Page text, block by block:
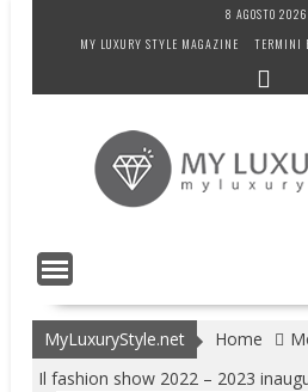
8 AGOSTO 2026
MY LUXURY STYLE MAGAZINE
TERMINI
MyLuxuryStyle.net Home
Il fashion show 2022 – 2023